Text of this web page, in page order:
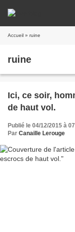
Accueil » ruine
ruine
Ici, ce soir,
de haut vol.
Publié le 04/12/2015 à
Par Canaille Lerouge